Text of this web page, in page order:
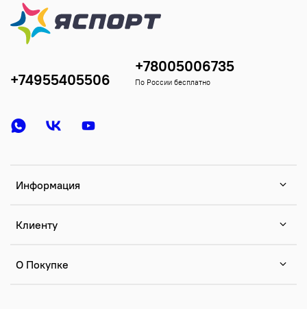
Информация
Клиенту
О Покупке
+74955405506
+78005006735
По России бесплатно